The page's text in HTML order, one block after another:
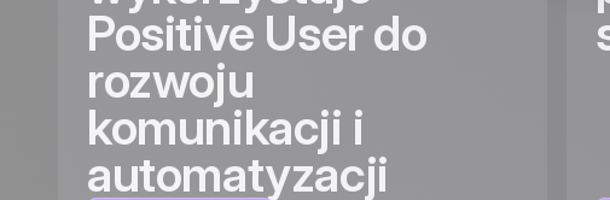
Positive User do
rozwoju
komunikacji i
automatyzacji